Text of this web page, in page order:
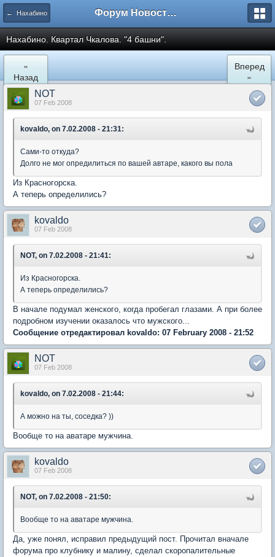
← Нахабино Форум Новостройки
Нахабино. Квартал Чкалова. "4 башни".
«
Назад
Вперед
»
NOT
07 Feb 2008
kovaldo, on 7.02.2008 - 21:31:
Сами-то откуда?
Долго не мог опредилиться по вашей автаре, какого вы пола
Из Красногорска.
А теперь определились?
kovaldo
07 Feb 2008
NOT, on 7.02.2008 - 21:41:
Из Красногорска.
А теперь определились?
В начале подумал женского, когда пробегал глазами. А при более
подробном изучении оказалось что мужского...
Сообщение отредактировал kovaldo: 07 February 2008 - 21:52
NOT
07 Feb 2008
kovaldo, on 7.02.2008 - 21:44:
А можно на ты, соседка? ))
Вообще то на аватаре мужчина.
kovaldo
07 Feb 2008
NOT, on 7.02.2008 - 21:50:
Вообще то на аватаре мужчина.
Да, уже понял, исправил предыдущий пост. Прочитал вначале
форума про клубнику и малину, сделал скоропалительные